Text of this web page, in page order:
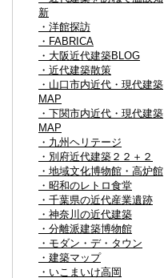
新
・洋館探訪
・FABRICA
・大阪近代建築BLOG
・近代建築散策
・山口市内近代・現代建築
MAP
・下関市内近代・現代建築
MAP
・九州ヘリテージ
・別府近代建築２２＋２
・地域文化博物館・高炉館
・昭和のレトロ食堂
・千葉県の近代産業遺跡
・神奈川の近代建築
・分離派建築博物館
・モダン・デ・タウン
・建築マップ
・いこまいけ高岡